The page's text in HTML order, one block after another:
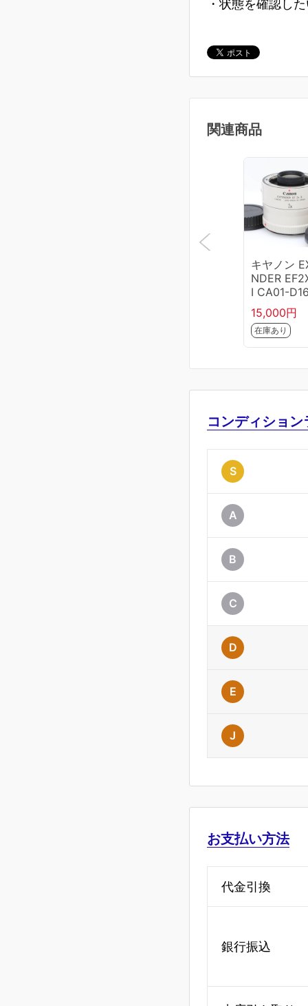
・状態を確認し
関連商品
キヤノン
NDER
I CA01-
R3B
15,000円
在庫あり
コンディション
S
A
B
C
D
E
J
お支払い方法
代金引換
銀行振込